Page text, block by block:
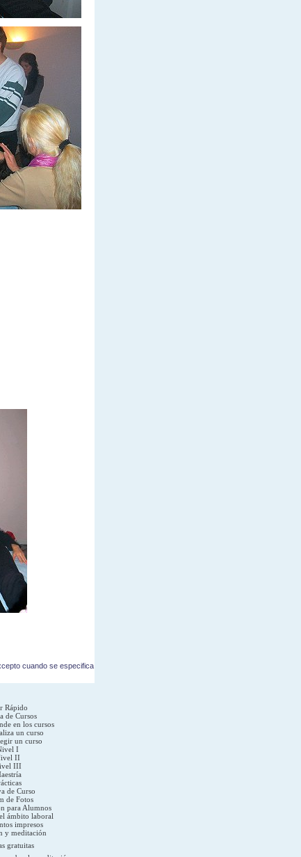
cuando se especifica
Rápido
de Cursos
en los cursos
un curso
un curso
I
II
III
de Curso
de Fotos
para Alumnos
ámbito laboral
impresos
y meditación
gratuitas